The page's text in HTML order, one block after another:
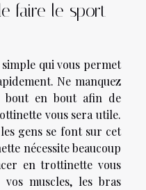
faire le sport
qui vous permet
Ne manquez
bout en bout afin de
vous sera utile.
gens se font sur cet
nécessite beaucoup
en trottinette vous
muscles, les bras